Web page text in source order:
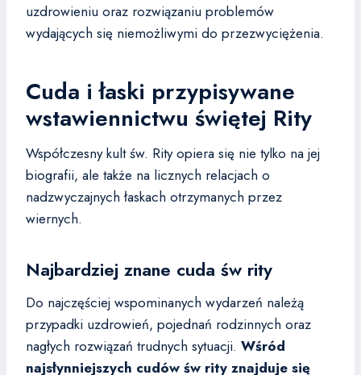
uzdrowieniu oraz rozwiązaniu problemów
wydających się niemożliwymi do przezwyciężenia.
Cuda i łaski przypisywane
wstawiennictwu świętej Rity
Współczesny kult św. Rity opiera się nie tylko na jej
biografii, ale także na licznych relacjach o
nadzwyczajnych łaskach otrzymanych przez
wiernych.
Najbardziej znane cuda św rity
Do najczęściej wspominanych wydarzeń należą
przypadki uzdrowień, pojednań rodzinnych oraz
nagłych rozwiązań trudnych sytuacji. Wśród
najsłynniejszych cudów św rity znajduje się